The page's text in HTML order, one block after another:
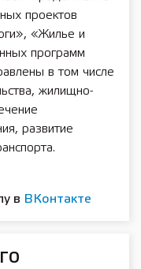
проектов
«Жилье и
программ
в том числе
жилищно-
развитие
в ВКонтакте